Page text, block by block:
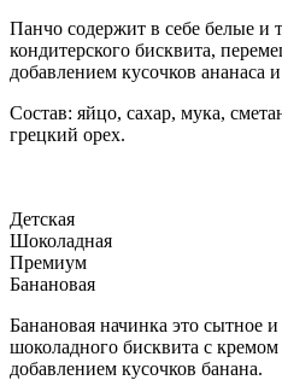
Панчо содержит в себе белые и
кондитерского бисквита,
добавлением кусочков ананаса
Состав: яйцо, сахар, мука,
грецкий орех.
Детская
Шоколадная
Премиум
Банановая
Банановая начинка это сытное
шоколадного бисквита с
добавлением кусочков банана.